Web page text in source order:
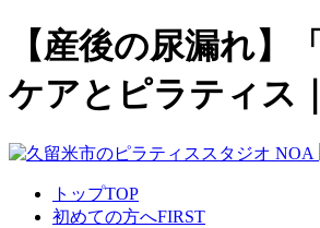
【産後の尿漏れ
ケアとピラティス
トップTOP
初めての方へFIRST